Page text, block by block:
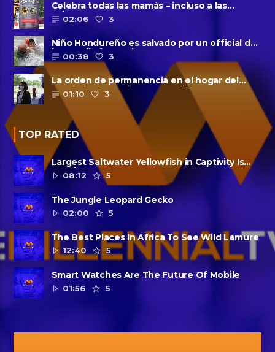
Celebra todas las mamás – incluso a las
solteras – con ......
02:06 3
Niño Hondureño es salvado por un official de
la patrulla fronteriza
00:38 3
La orden de permanencia en el hogar del
condado de Harris se extendió......
01:10 3
TOP RATED
Largest Saltwater Yellowfish in Captivity Is
Dead
08:12 5
The Jungle Leopard Gecko
02:00
5
The Best Places In Africa To See Wild Lemure
12:40
5
Smart Watches Are The Future Of Mobile
01:56
5